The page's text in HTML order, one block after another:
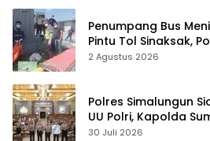
Penumpang Bus
Pintu Tol Sinaksak,
Nanggar Gerak
2 Agustus 2026
Polres Simalungun
UU Polri, Kapolda
Fondasi Penguatan
30 Juli 2026